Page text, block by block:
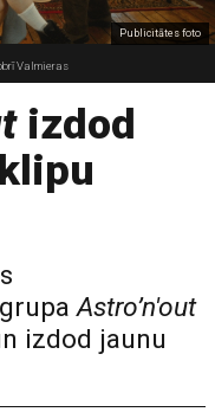
Publicitātes foto
Valmieras
izdod
Astro’n'out
izdod jaunu